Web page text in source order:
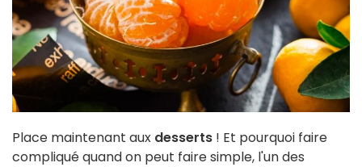
Place maintenant aux desserts ! Et pourquoi faire
compliqué quand on peut faire simple, l'un des